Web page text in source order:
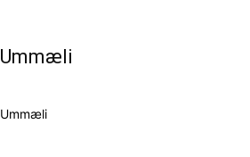
Ummæli
Ummæli